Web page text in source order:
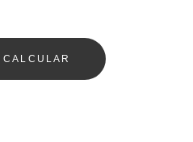
CALCULAR